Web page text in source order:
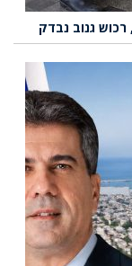
גנוב נבדק